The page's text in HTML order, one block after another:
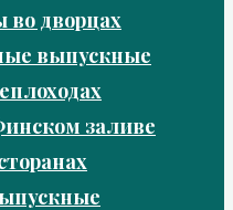
дворцах
выпускные
заливе